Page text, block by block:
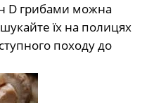
D грибами можна
їх на полицях
походу до